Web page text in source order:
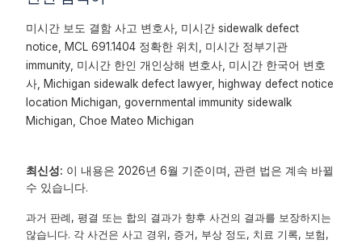
미시간 보도 결함 사고 변호사, 미시간 sidewalk defect
notice, MCL 691.1404 정확한 위치, 미시간 정부기관
immunity, 미시간 한인 개인상해 변호사, 미시간 한국어 변호
사, Michigan sidewalk defect lawyer, highway defect notice
location Michigan, governmental immunity sidewalk
Michigan, Choe Mateo Michigan
최신성: 이 내용은 2026년 6월 기준이며, 관련 법은 계속 바뀔
수 있습니다.
과거 판례, 평결 또는 합의 결과가 향후 사건의 결과를 보장하지는
않습니다. 각 사건은 사고 경위, 증거, 부상 정도, 치료 기록, 보험,